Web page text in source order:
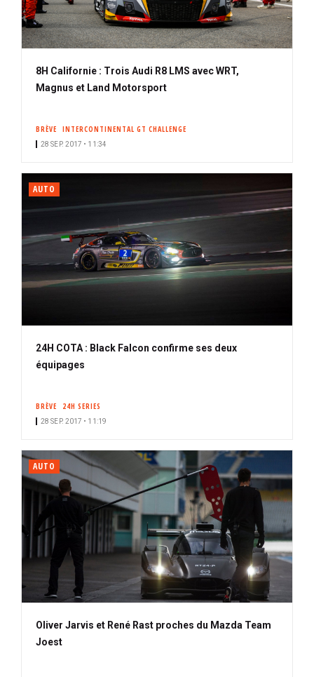
8H Californie : Trois Audi R8 LMS avec WRT,
Magnus et Land Motorsport
BRÈVE INTERCONTINENTAL GT CHALLENGE
28 SEP. 2017 • 11:34
AUTO
24H COTA : Black Falcon confirme ses deux
équipages
BRÈVE 24H SERIES
28 SEP. 2017 • 11:19
AUTO
Oliver Jarvis et René Rast proches du Mazda Team
Joest